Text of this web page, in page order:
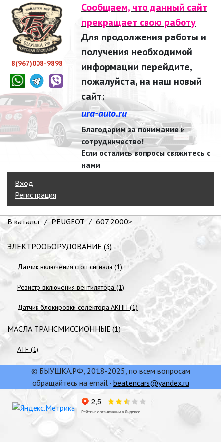
8(967)008-9898
Сообщаем, что данный сайт
прекращает свою работу
Для продолжения работы и
получения необходимой
информации перейдите,
пожалуйста, на наш новый
сайт:
ura-auto.ru
Благодарим за понимание и
сотрудничество!
Если остались вопросы свяжитесь с
нами
Вход
Регистрация
В каталог / PEUGEOT / 607 2000>
ЭЛЕКТРООБОРУДОВАНИЕ (3)
Датчик включения стоп сигнала (1)
Резистр включения вентилятора (1)
Датчик блокировки селектора АКПП (1)
МАСЛА ТРАНСМИССИОННЫЕ (1)
ATF (1)
© БЫУШКА.РФ, 2018-2025, по всем вопросам
обращайтесь на email - beatencars@yandex.ru